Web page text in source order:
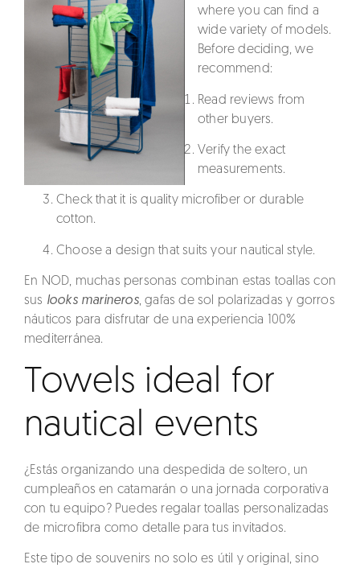
where you can find a
wide variety of models.
Before deciding, we
recommend:
Read reviews from
other buyers.
Verify the exact
measurements.
Check that it is quality microfiber or durable
cotton.
Choose a design that suits your nautical style.
En NOD, muchas personas combinan estas toallas con
sus looks marineros, gafas de sol polarizadas y gorros
náuticos para disfrutar de una experiencia 100%
mediterránea.
Towels ideal for
nautical events
¿Estás organizando una despedida de soltero, un
cumpleaños en catamarán o una jornada corporativa
con tu equipo? Puedes regalar toallas personalizadas
de microfibra como detalle para tus invitados.
Este tipo de souvenirs no solo es útil y original, sino